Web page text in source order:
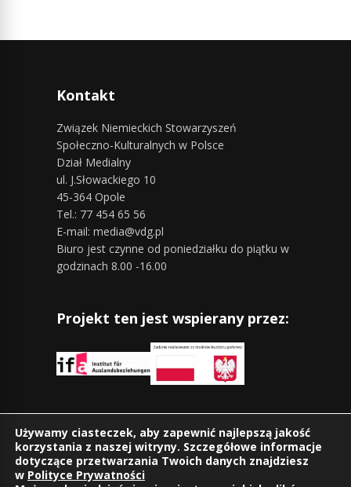
Kontakt
Związek Niemieckich Stowarzyszeń
Społeczno-Kulturalnych w Polsce
Dział Medialny
ul. J.Słowackiego 10
45-364 Opole
Tel.: 77 454 65 56
E-mail: media@vdg.pl
Biuro jest czynne od poniedziałku do piątku w
godzinach 8.00 -16.00
Projekt ten jest wspierany przez:
Znajdziesz nas również na:
Używamy ciasteczek, aby zapewnić najlepszą jakość
korzystania z naszej witryny. Szczegółowe informacje
dotyczące przetwarzania Twoich danych znajdziesz
w Polityce Prywatności